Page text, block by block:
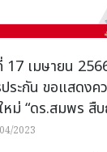
เมษายน
ระกัน ขอแสดง
ม่ “ดร.สมพร สืบ
2023